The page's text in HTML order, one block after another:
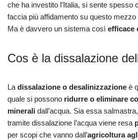
che ha investito l’Italia, si sente spesso
faccia più affidamento su questo
Ma è davvero un sistema così efficace
Cos è la dissalazione
La dissalazione o desalinizzazione è
quale si possono ridurre o eliminare
minerali dall’acqua. Sia essa
tramite dissalazione l’acqua viene resa
per scopi che vanno dall’agricoltura